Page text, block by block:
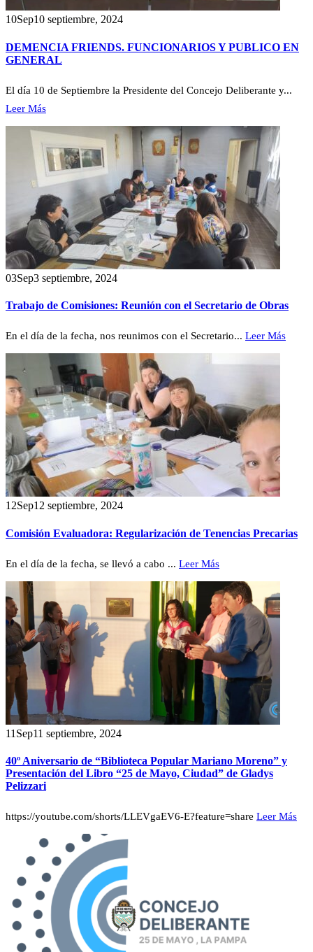
10Sep10 septiembre, 2024
DEMENCIA FRIENDS. FUNCIONARIOS Y PUBLICO EN
GENERAL
El día 10 de Septiembre la Presidente del Concejo Deliberante y...
Leer Más
03Sep3 septiembre, 2024
Trabajo de Comisiones: Reunión con el Secretario de Obras
En el día de la fecha, nos reunimos con el Secretario... Leer Más
12Sep12 septiembre, 2024
Comisión Evaluadora: Regularización de Tenencias Precarias
En el día de la fecha, se llevó a cabo ... Leer Más
11 Sep11 septiembre, 2024
40º Aniversario de “Biblioteca Popular Mariano Moreno” y
Presentación del Libro “25 de Mayo, Ciudad” de Gladys
Pelizzari
https://youtube.com/shorts/LLEVgaEV6-E?feature=share Leer Más